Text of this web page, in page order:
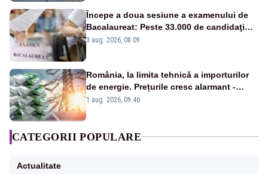
Începe a doua sesiune a examenului de
Bacalaureat: Peste 33.000 de candidaţi
înscrişi
3 aug. 2026, 08:09
România, la limita tehnică a importurilor
de energie. Prețurile cresc alarmant -
Analiză Realitatea Plus
1 aug. 2026, 09:46
CATEGORII POPULARE
Actualitate